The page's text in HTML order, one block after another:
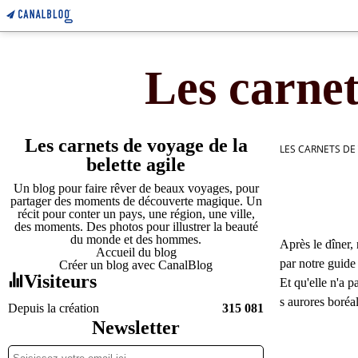
Les
Les carnets de voyage de la
belette agile
Un blog pour faire rêver de beaux voyages, pour
partager des moments de découverte magique. Un
récit pour conter un pays, une région, une ville,
des moments. Des photos pour illustrer la beauté
du monde et des hommes.
Accueil du blog
Créer un blog avec CanalBlog
Visiteurs
Depuis la création 315 081
Newsletter
LES CARNETS
Après le dîner,
par notre
Et qu'elle n'a
s aurores